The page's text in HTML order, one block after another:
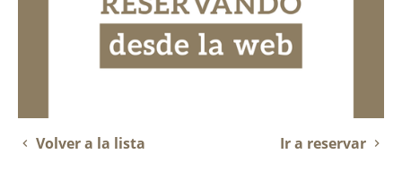
Volver a la lista Ir a reservar